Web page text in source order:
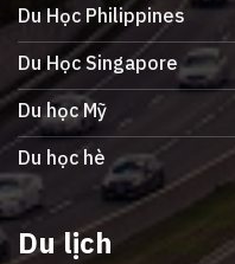
Du Học Philippines
Du Học Singapore
Du học Mỹ
Du học hè
Du lịch